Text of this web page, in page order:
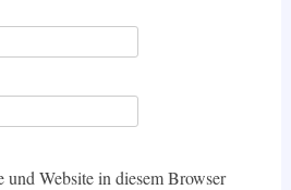
Website in diesem Browser